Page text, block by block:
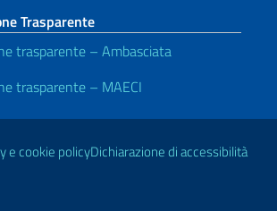
Trasparente
trasparente – Ambasciata
trasparente – MAECI
e cookie policyDichiarazione di accessibilità